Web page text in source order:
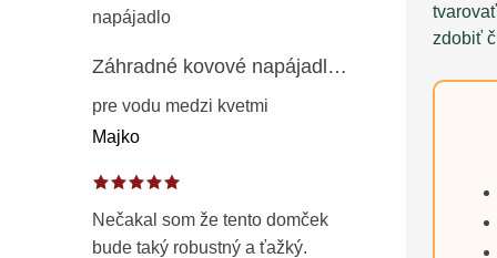
napájadlo
Záhradné kovové napájadlo pre vtáky 8 cm / 104 cm – dekorácia z patinovanej ocele v prírodnej hrdzi
pre vodu medzi kvetmi
Majko
Nečakal som že tento domček
bude taký robustný a ťažký.
zdobiť